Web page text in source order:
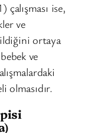
ise,
ve
ortaya
ve
olmasıdır.